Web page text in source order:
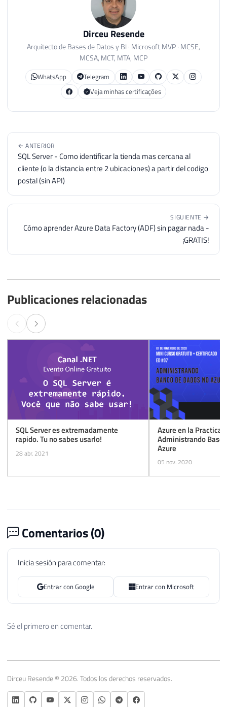
Dirceu Resende
Arquitecto de Bases de Datos y BI · Microsoft MVP · MCSE,
MCSA, MCT, MTA, MCP
WhatsApp
Telegram
Veja minhas certificações
← ANTERIOR
SQL Server - Como identificar la tienda mas cercana al
cliente (o la distancia entre 2 ubicaciones) a partir del codigo
postal (sin API)
SIGUIENTE →
Cómo aprender Azure Data Factory (ADF) sin pagar nada -
¡GRATIS!
Publicaciones relacionadas
SQL Server es extremadamente
rapido. Tu no sabes usarlo!
28 abr. 2021
Azure en la Practica
Administrando
Azure
05 nov. 2020
Comentarios (0)
Inicia sesión para comentar:
Entrar con Google Entrar con Microsoft
Sé el primero en comentar.
Dirceu Resende © 2026. Todos los derechos reservados.